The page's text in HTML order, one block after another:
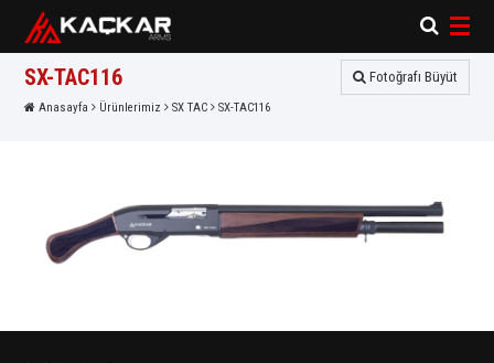
×
SX-TAC116
Anasayfa Ürünlerimiz SX TAC SX-TAC116
Fotoğrafı Büyüt
×